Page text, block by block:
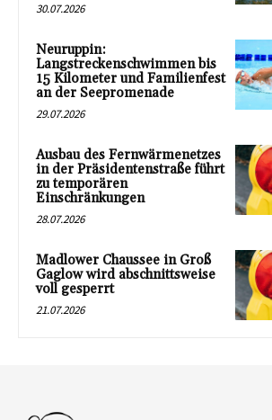
30.07.2026
Neuruppin:
Langstreckenschwimmen bis
15 Kilometer und Familienfest
an der Seepromenade
29.07.2026
Ausbau des Fernwärmenetzes
in der Präsidentenstraße führt
zu temporären
Einschränkungen
28.07.2026
Madlower Chaussee in Groß
Gaglow wird abschnittsweise
voll gesperrt
21.07.2026